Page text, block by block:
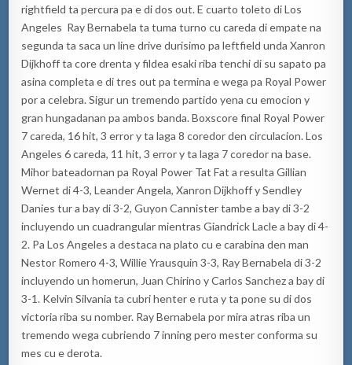
rightfield ta percura pa e di dos out. E cuarto toleto di Los
Angeles Ray Bernabela ta tuma turno cu careda di empate na
segunda ta saca un line drive durisimo pa leftfield unda Xanron
Dijkhoff ta core drenta y fildea esaki riba tenchi di su sapato pa
asina completa e di tres out pa termina e wega pa Royal Power
por a celebra. Sigur un tremendo partido yena cu emocion y
gran hungadanan pa ambos banda. Boxscore final Royal Power
7 careda, 16 hit, 3 error y ta laga 8 coredor den circulacion. Los
Angeles 6 careda, 11 hit, 3 error y ta laga 7 coredor na base.
Mihor bateadornan pa Royal Power Tat Fat a resulta Gillian
Wernet di 4-3, Leander Angela, Xanron Dijkhoff y Sendley
Danies tur a bay di 3-2, Guyon Cannister tambe a bay di 3-2
incluyendo un cuadrangular mientras Giandrick Lacle a bay di 4-
2. Pa Los Angeles a destaca na plato cu e carabina den man
Nestor Romero 4-3, Willie Yrausquin 3-3, Ray Bernabela di 3-2
incluyendo un homerun, Juan Chirino y Carlos Sanchez a bay di
3-1. Kelvin Silvania ta cubri henter e ruta y ta pone su di dos
victoria riba su nomber. Ray Bernabela por mira atras riba un
tremendo wega cubriendo 7 inning pero mester conforma su
mes cu e derota.